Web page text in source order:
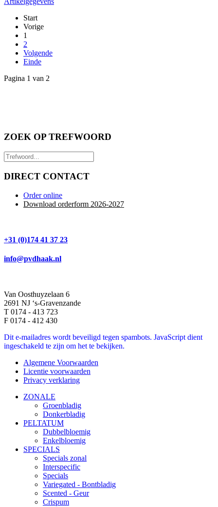
Start
Vorige
1
2
Volgende
Einde
Pagina 1 van 2
ZOEK OP TREFWOORD
DIRECT CONTACT
Order online
Download orderform 2026-2027
+31 (0)174 41 37 23
info@pvdhaak.nl
Van Oosthuyzelaan 6
2691 NJ ‘s-Gravenzande
T 0174 - 413 723
F 0174 - 412 430
Dit e-mailadres wordt beveiligd tegen spambots. JavaScript dient
ingeschakeld te zijn om het te bekijken.
Algemene Voorwaarden
Licentie voorwaarden
Privacy verklaring
ZONALE
Groenbladig
Donkerbladig
PELTATUM
Dubbelbloemig
Enkelbloemig
SPECIALS
Specials zonal
Interspecific
Specials
Variegated - Bontbladig
Scented - Geur
Crispum